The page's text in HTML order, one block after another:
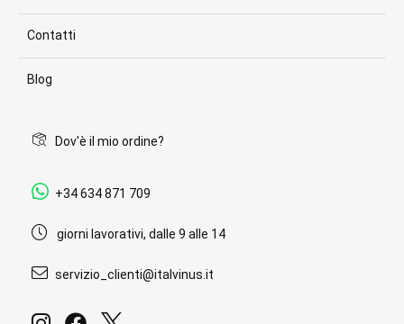
Contatti
Blog
Dov'è il mio ordine?
+34 634 871 709
giorni lavorativi, dalle 9 alle 14
servizio_clienti@italvinus.it